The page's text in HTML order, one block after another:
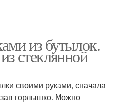
из бутылок.
стеклянной
своими руками, сначала
горлышко. Можно